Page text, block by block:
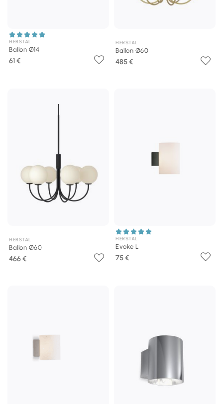
HERSTAL
Ballon Ø14
61 €
HERSTAL
Ballon Ø60
485 €
HERSTAL
Ballon Ø60
466 €
HERSTAL
Evoke L
75 €